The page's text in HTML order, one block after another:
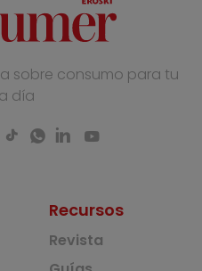
sobre consumo para tu
día
Recursos
Revista